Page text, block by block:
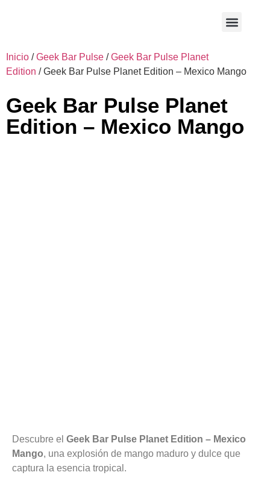
Inicio /Geek Bar Pulse /Geek Bar Pulse Planet
Edition / Geek Bar Pulse Planet Edition – Mexico Mango
Geek Bar Pulse Planet
Edition – Mexico Mango
Descubre el Geek Bar Pulse Planet Edition – Mexico
Mango, una explosión de mango maduro y dulce que
captura la esencia tropical.